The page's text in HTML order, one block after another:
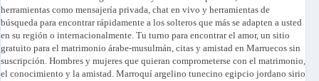
herramientas como mensajería privada, chat en vivo y herramientas de
búsqueda para encontrar rápidamente a los solteros que más se adapten a usted
en su región o internacionalmente. Tu turno para encontrar el amor, un sitio
gratuito para el matrimonio árabe-musulmán, citas y amistad en Marruecos sin
suscripción. Hombres y mujeres que quieran comprometerse con el matrimonio,
el conocimiento y la amistad. Marroquí argelino tunecino egipcio jordano sirio